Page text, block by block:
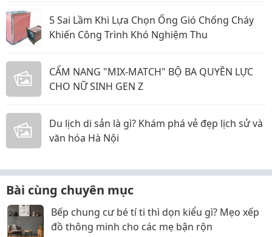
5 Sai Lầm Khi Lựa Chọn Ống Gió Chống Cháy
Khiến Công Trình Khó Nghiệm Thu
CẨM NANG "MIX-MATCH" BỘ BA QUYỀN LỰC
CHO NỮ SINH GEN Z
Du lịch di sản là gì? Khám phá vẻ đẹp lịch sử và
văn hóa Hà Nội
Bài cùng chuyên mục
Bếp chung cư bé tí ti thì dọn kiểu gì? Mẹo xếp
đồ thông minh cho các mẹ bận rộn